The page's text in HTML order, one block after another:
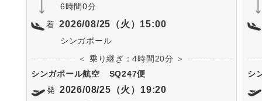
6時間0分
着 2026/08/25（火）15:00
シンガポール
＜ 乗り継ぎ：4時間20分 ＞
シンガポール航空
SQ247便
発 2026/08/25（火）19:20
シ